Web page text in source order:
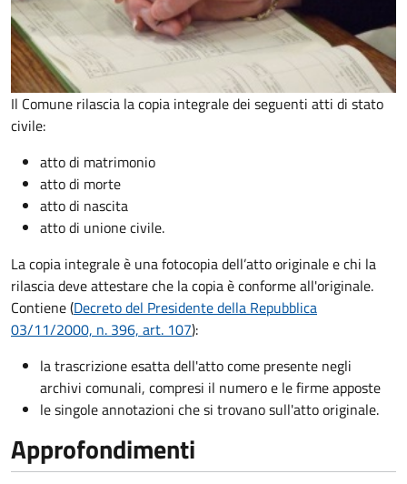
Il Comune rilascia la copia integrale dei seguenti atti di stato
civile:
atto di matrimonio
atto di morte
atto di nascita
atto di unione civile.
La copia integrale è una fotocopia dell’atto originale e chi la
rilascia deve attestare che la copia è conforme all'originale.
Contiene (Decreto del Presidente della Repubblica
03/11/2000, n. 396, art. 107):
la trascrizione esatta dell'atto come presente negli
archivi comunali, compresi il numero e le firme apposte
le singole annotazioni che si trovano sull'atto originale.
Approfondimenti